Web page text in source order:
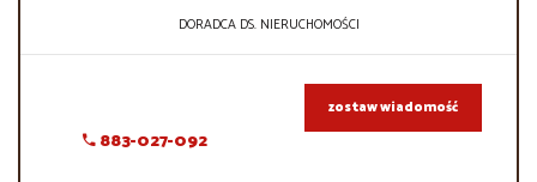
DORADCA DS. NIERUCHOMOŚCI
883-027-092
zostaw wiadomość